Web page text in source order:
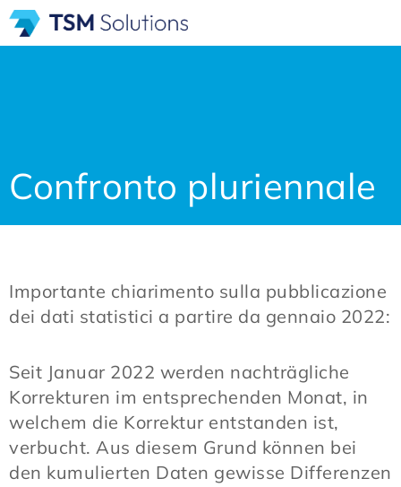
Confronto pluriennale
Importante chiarimento sulla pubblicazione
dei dati statistici a partire da gennaio 2022:
Seit Januar 2022 werden nachträgliche
Korrekturen im entsprechenden Monat, in
welchem die Korrektur entstanden ist,
verbucht. Aus diesem Grund können bei
den kumulierten Daten gewisse Differenzen